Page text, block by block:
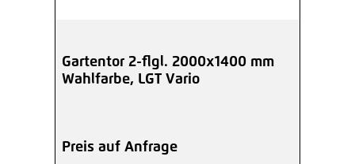
Gartentor 2-flgl. 2000x1400 mm
Wahlfarbe, LGT Vario
Preis auf Anfrage